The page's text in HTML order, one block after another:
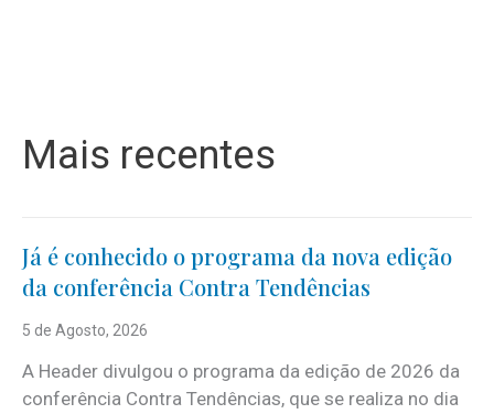
Mais recentes
Já é conhecido o programa da nova edição
da conferência Contra Tendências
5 de Agosto, 2026
A Header divulgou o programa da edição de 2026 da
conferência Contra Tendências, que se realiza no dia